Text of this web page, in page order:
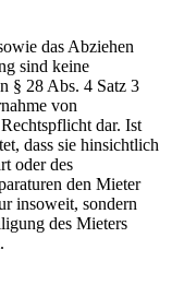
das Abziehen
sind keine
§ 28 Abs. 4 Satz 3
von
dar. Ist
dass sie hinsichtlich
oder des
den Mieter
insoweit, sondern
des Mieters